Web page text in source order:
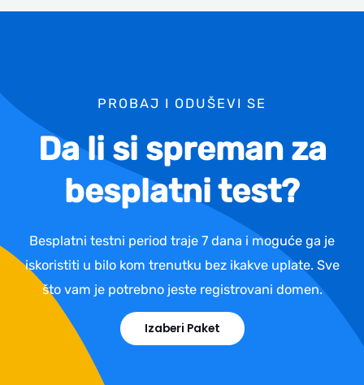
PROBAJ I ODUŠEVI SE
Da li si spreman za
besplatni test?
Besplatni testni period traje 7 dana i moguće ga je
iskoristiti u bilo kom trenutku bez ikakve uplate. Sve
što vam je potrebno jeste registrovani domen.
Izaberi Paket